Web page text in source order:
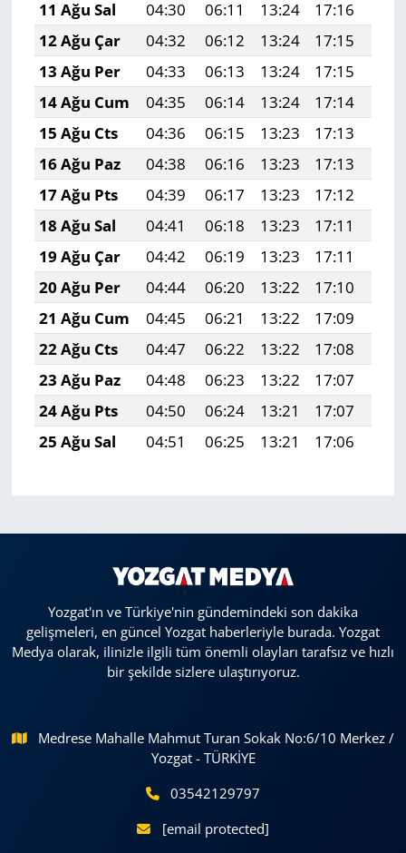
11 Ağu Sal 04:30 06:11 13:24 17:16
12 Ağu Çar
04:32 06:12 13:24 17:15
13 Ağu Per
04:33 06:13 13:24 17:15
14 Ağu Cum
04:35 06:14 13:24 17:14
15 Ağu Cts
04:36 06:15 13:23 17:13
16 Ağu Paz
04:38 06:16 13:23 17:13
17 Ağu Pts
04:39 06:17 13:23 17:12
18 Ağu Sal
04:41 06:18 13:23 17:11
19 Ağu Çar
04:42 06:19 13:23 17:11
20 Ağu Per
04:44 06:20 13:22 17:10
21 Ağu Cum
04:45 06:21 13:22 17:09
22 Ağu Cts
04:47 06:22 13:22 17:08
23 Ağu Paz
04:48 06:23 13:22 17:07
24 Ağu Pts
04:50 06:24 13:21 17:07
25 Ağu Sal
04:51 06:25 13:21 17:06
Yozgat'ın ve Türkiye'nin gündemindeki son dakika
gelişmeleri, en güncel Yozgat haberleriyle burada. Yozgat
Medya olarak, ilinizle ilgili tüm önemli olayları tarafsız ve hızlı
bir şekilde sizlere ulaştırıyoruz.
Medrese Mahalle Mahmut Turan Sokak No:6/10 Merkez /
Yozgat - TÜRKİYE
03542129797
[email protected]